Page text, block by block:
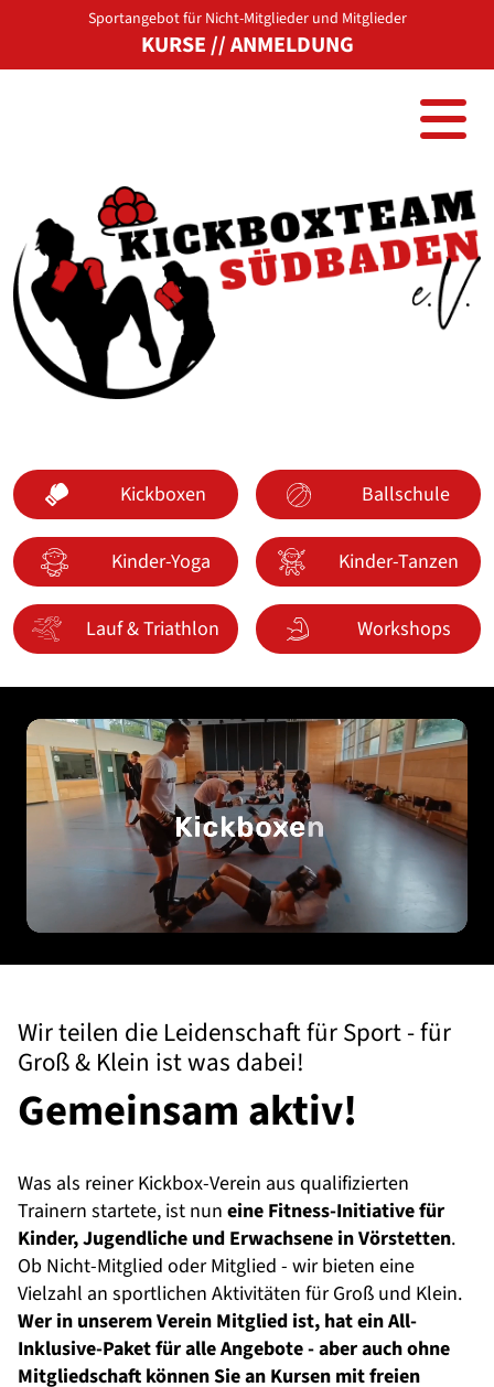
Sportangebot für Nicht-Mitglieder und Mitglieder
KURSE//ANMELDUNG
Kickboxen Ballschule
Kinder-Yoga Kinder-Tanzen
Lauf & Triathlon Workshops
Wir teilen die Leidenschaft für Sport - für
Groß & Klein ist was dabei!
Gemeinsam aktiv!
Was als reiner Kickbox-Verein aus qualifizierten
Trainern startete, ist nun eine Fitness-Initiative für
Kinder, Jugendliche und Erwachsene in Vörstetten.
Ob Nicht-Mitglied oder Mitglied - wir bieten eine
Vielzahl an sportlichen Aktivitäten für Groß und Klein.
Wer in unserem Verein Mitglied ist, hat ein All-
Inklusive-Paket für alle Angebote - aber auch ohne
Mitgliedschaft können Sie an Kursen mit freien